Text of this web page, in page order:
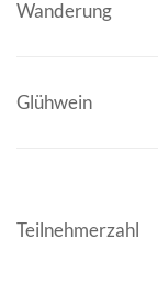
Wanderung
Glühwein
Teilnehmerzahl